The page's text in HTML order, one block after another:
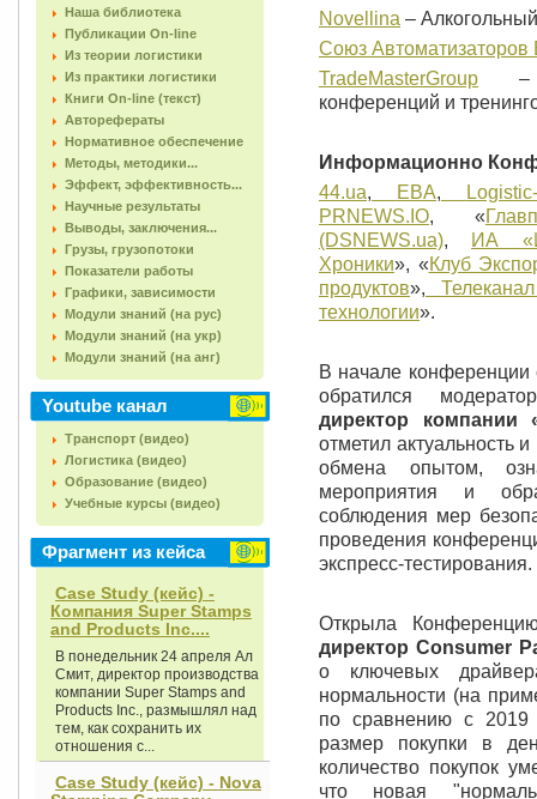
Наша библиотека
Публикации On-line
Из теории логистики
Из практики логистики
Книги On-line (текст)
Авторефераты
Нормативное обеспечение
Методы, методики...
Эффект, эффективность...
Научные результаты
Выводы, заключения...
Грузы, грузопотоки
Показатели работы
Графики, зависимости
Модули знаний (на рус)
Модули знаний (на укр)
Модули знаний (на анг)
Youtube канал
Транспорт (видео)
Логистика (видео)
Образование (видео)
Учебные курсы (видео)
Фрагмент из кейса
Case Study (кейс) -
Компания Super Stamps
and Products Inc....
В понедельник 24 апреля Ал
Смит, директор производства
компании Super Stamps and
Products Inc., размышлял над
тем, как сохранить их
отношения с...
Case Study (кейс) - Nova
Novellina –
Союз Автоматизаторов
TradeMasterGroup –
конференций и
Информационно
44.ua, EBA,
PRNEWS.IO, «
(DSNEWS.ua),
ИА
Хроники», «Клуб
продуктов»,
технологии».
В начале конференции
обратился
директор компании
отметил актуальность
обмена опытом,
мероприятия и
соблюдения мер
проведения
экспресс-тестирования.
Открыла
директор Consumer
о ключевых
нормальности (на
по сравнению с 2019
размер покупки в
количество покупок
что новая